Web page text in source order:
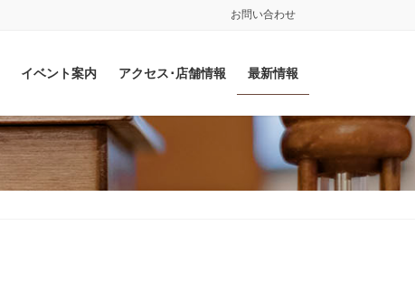
お問い合わせ
イベント案内 アクセス･店舗情報 最新情報